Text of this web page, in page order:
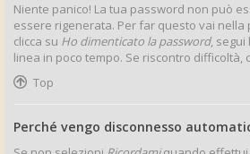
Niente panico! La tua password non può
essere rigenerata. Per far questo vai nella
clicca su Ho dimenticato la password, segui
linea in poco tempo. Se riscontro difficoltà,
Top
Perché vengo disconnesso